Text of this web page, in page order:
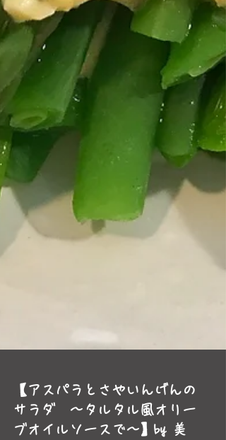
【アスパラとさやいんげんの
サラダ ～タルタル風オリー